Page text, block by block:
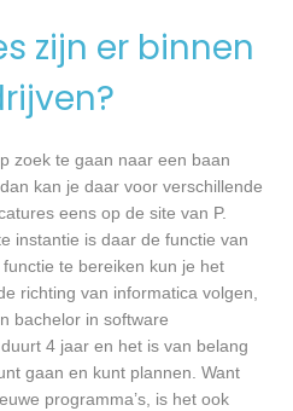
zijn er binnen
zoek te gaan naar een baan
kan je daar voor verschillende
eens op de site van P.
instantie is daar de functie van
te bereiken kun je het
richting van informatica volgen,
bachelor in software
4 jaar en het is van belang
gaan en kunt plannen. Want
programma’s, is het ook